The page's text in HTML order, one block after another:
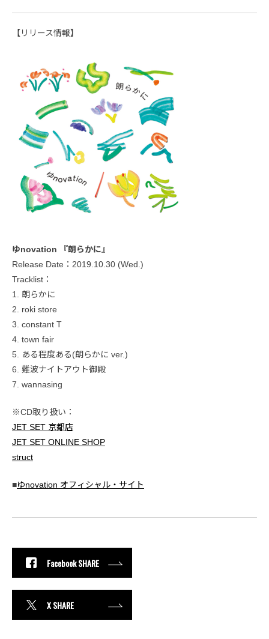
【リリース情報】
ゆnovation 『朗らかに』
Release Date：2019.10.30 (Wed.)
Tracklist：
1. 朗らかに
2. roki store
3. constant T
4. town fair
5. ある程度ある(朗らかに ver.)
6. 難波ナイトアウト御殿
7. wannasing
※CD取り扱い：
JET SET 京都店
JET SET ONLINE SHOP
struct
■ゆnovation オフィシャル・サイト
Facebook SHARE
X SHARE